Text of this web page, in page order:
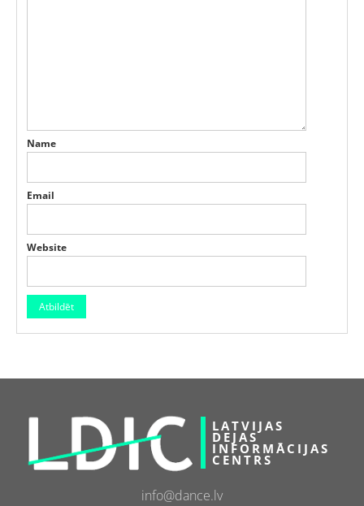
Name
Email
Website
LATVIJAS
DEJAS
INFORMĀCIJAS
CENTRS
info@dance.lv